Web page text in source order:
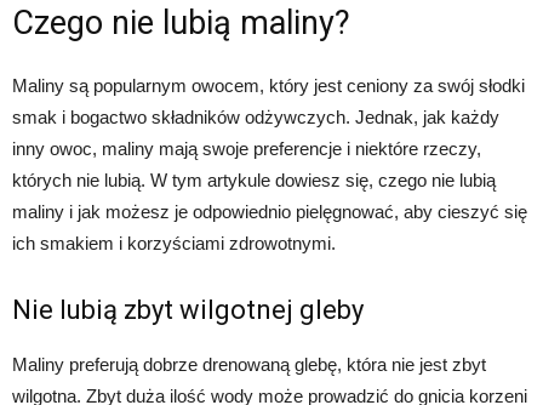
Czego nie lubią maliny?
Maliny są popularnym owocem, który jest ceniony za swój słodki
smak i bogactwo składników odżywczych. Jednak, jak każdy
inny owoc, maliny mają swoje preferencje i niektóre rzeczy,
których nie lubią. W tym artykule dowiesz się, czego nie lubią
maliny i jak możesz je odpowiednio pielęgnować, aby cieszyć się
ich smakiem i korzyściami zdrowotnymi.
Nie lubią zbyt wilgotnej gleby
Maliny preferują dobrze drenowaną glebę, która nie jest zbyt
wilgotna. Zbyt duża ilość wody może prowadzić do gnicia korzeni